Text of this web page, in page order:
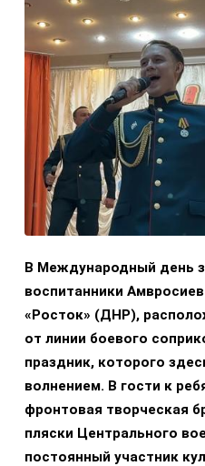
В Международный день
воспитанники
«Росток» (ДНР),
от линии боевого
праздник, которого
волнением. В гости к
фронтовая творческая
пляски Центрального
постоянный участник